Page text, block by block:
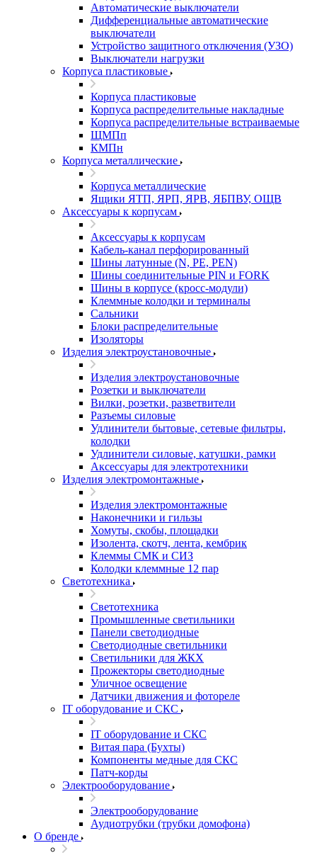
Автоматические выключатели
Дифференциальные автоматические
выключатели
Устройство защитного отключения (УЗО)
Выключатели нагрузки
Корпуса пластиковые
Корпуса пластиковые
Корпуса распределительные накладные
Корпуса распределительные встраиваемые
ЩМПп
КМПн
Корпуса металлические
Корпуса металлические
Ящики ЯТП, ЯРП, ЯРВ, ЯБПВУ, ОЩВ
Аксессуары к корпусам
Аксессуары к корпусам
Кабель-канал перфорированный
Шины латунные (N, PE, PEN)
Шины соединительные PIN и FORK
Шины в корпусе (кросс-модули)
Клеммные колодки и терминалы
Сальники
Блоки распределительные
Изоляторы
Изделия электроустановочные
Изделия электроустановочные
Розетки и выключатели
Вилки, розетки, разветвители
Разъемы силовые
Удлинители бытовые, сетевые фильтры,
колодки
Удлинители силовые, катушки, рамки
Аксессуары для электротехники
Изделия электромонтажные
Изделия электромонтажные
Наконечники и гильзы
Хомуты, скобы, площадки
Изолента, скотч, лента, кембрик
Клеммы СМК и СИЗ
Колодки клеммные 12 пар
Светотехника
Светотехника
Промышленные светильники
Панели светодиодные
Светодиодные светильники
Светильники для ЖКХ
Прожекторы светодиодные
Уличное освещение
Датчики движения и фотореле
IT оборудование и СКС
IT оборудование и СКС
Витая пара (Бухты)
Компоненты медные для СКС
Патч-корды
Электрооборудование
Электрооборудование
Аудиотрубки (трубки домофона)
О бренде